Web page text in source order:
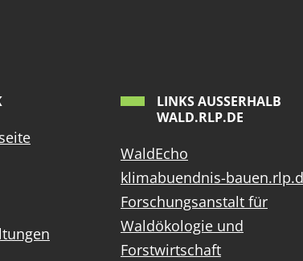
LINKS AUSSERHALB W
ALD.RLP.DE
WaldEcho
klimabuendnis-
Forschungsanstalt für
Waldökologie und
Forstwirtschaft